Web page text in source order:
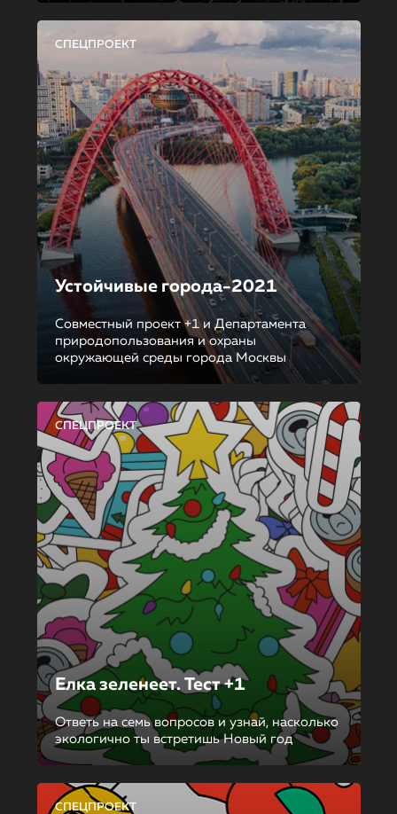
СПЕЦПРОЕКТ
Устойчивые города-2021
Совместный проект +1 и Департамента
природопользования и охраны
окружающей среды города Москвы
СПЕЦПРОЕКТ
Елка зеленеет. Тест +1
Ответь на семь вопросов и узнай, насколько
экологично ты встретишь Новый год
СПЕЦПРОЕКТ